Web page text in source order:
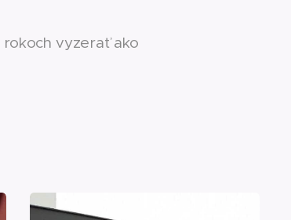
vyzerať ako